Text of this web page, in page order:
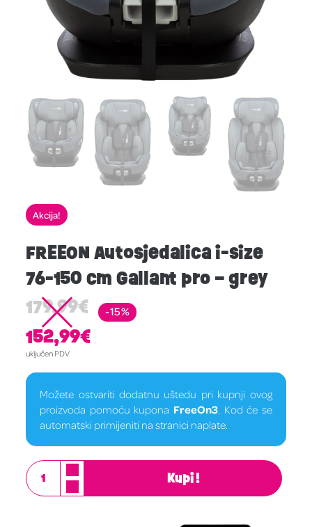
Akcija!
FREEON Autosjedalica i-size
76-150 cm Gallant pro – grey
179,99€
152,99€
uključen PDV
-15%
Možete ostvariti dodatnu uštedu pri kupnji ovog
proizvoda pomoću kupona FreeOn3 . Kod će se
automatski primijeniti na stranici naplate.
Kupi!